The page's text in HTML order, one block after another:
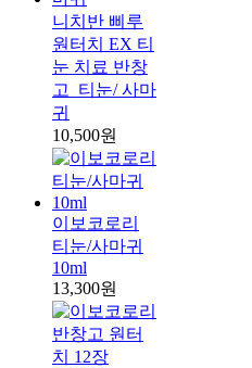
니치반 삐루
원터치 EX 티
눈 치료 반창
고_티눈/ 사마
귀
10,500원
이보코로리
티눈/사마귀
10ml
13,300원